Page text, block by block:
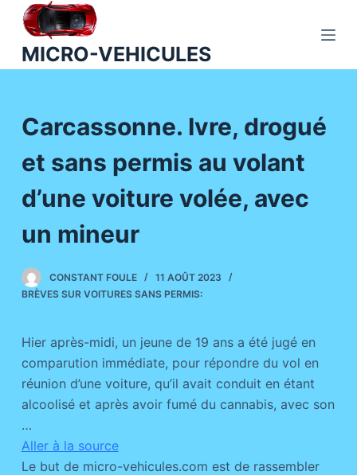
P
u
o
n
MICRO-VEHICULES
Carcassonne. Ivre, drogué
et sans permis au volant
d’une voiture volée, avec
un mineur
CONSTANT FOULE
11 AOÛT 2023
BRÈVES SUR VOITURES SANS PERMIS:
Hier après-midi, un jeune de 19 ans a été jugé en
comparution immédiate, pour répondre du vol en
réunion d’une voiture, qu’il avait conduit en étant
alcoolisé et après avoir fumé du cannabis, avec son
…
Aller à la source
Le but de micro-vehicules.com est de rassembler